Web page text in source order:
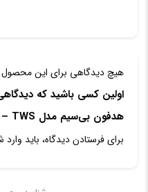
هیچ دیدگاهی برای این
اولین کسی باشید که
هدفون بی‌سیم مدل i11 – TWS”
برای فرستادن دیدگاه، باید وارد